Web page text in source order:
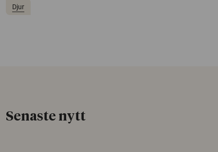
Djur
Senaste nytt